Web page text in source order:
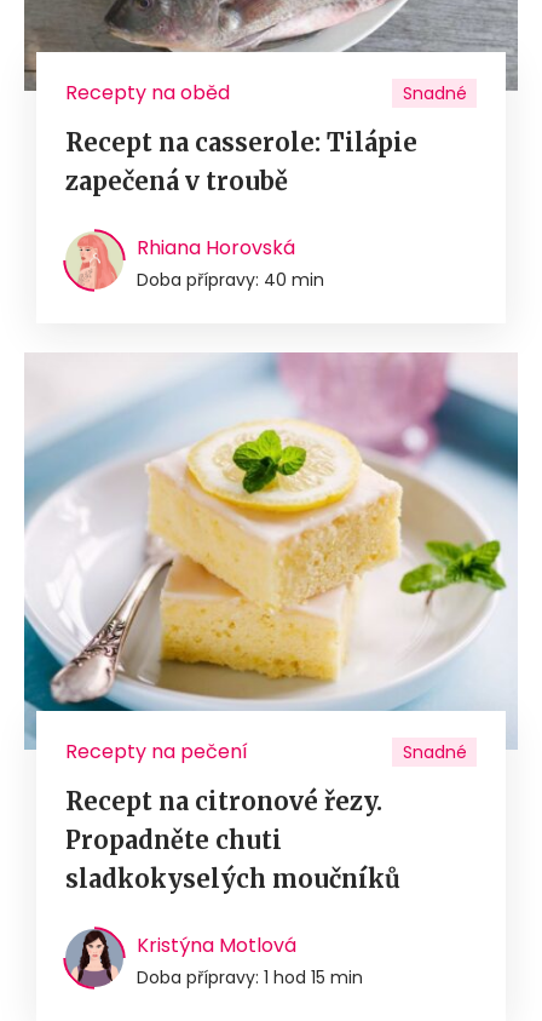
Recepty na oběd Snadné
Recept na casserole: Tilápie
zapečená v troubě
Rhiana Horovská
Doba přípravy: 40 min
Recepty na pečení Snadné
Recept na citronové řezy.
Propadněte chuti
sladkokyselých moučníků
Kristýna Motlová
Doba přípravy: 1 hod 15 min